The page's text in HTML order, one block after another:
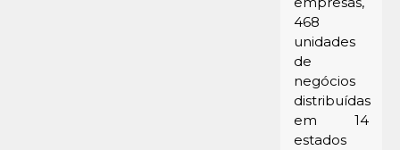
468
unidades
de
negócios
distribuídas
em 14
estados